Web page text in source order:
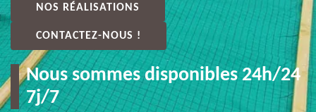
NOS RÉALISATIONS
CONTACTEZ-NOUS !
Nous sommes disponibles 24h/24
7j/7